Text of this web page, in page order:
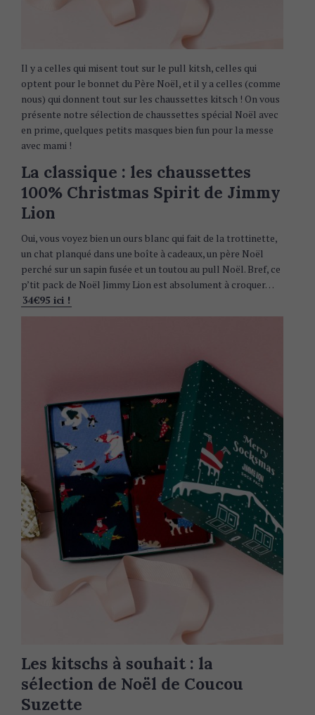
Il y a celles qui misent tout sur le pull kitsh, celles qui
optent pour le bonnet du Père Noël, et il y a celles (comme
nous) qui donnent tout sur les chaussettes kitsch ! On vous
présente notre sélection de chaussettes spécial Noël avec
en prime, quelques petits masques bien fun pour la messe
avec mami !
La classique : les chaussettes
100% Christmas Spirit de Jimmy
Lion
Oui, vous voyez bien un ours blanc qui fait de la trottinette,
un chat planqué dans une boîte à cadeaux, un père Noël
perché sur un sapin fusée et un toutou au pull Noël. Bref, ce
p’tit pack de Noël Jimmy Lion est absolument à croquer…
34€95 ici !
Les kitschs à souhait : la
sélection de Noël de Coucou
Suzette